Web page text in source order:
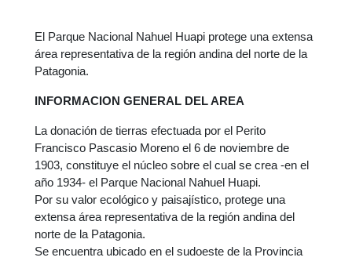
El Parque Nacional Nahuel Huapi protege una extensa
área representativa de la región andina del norte de la
Patagonia.
INFORMACION GENERAL DEL AREA
La donación de tierras efectuada por el Perito
Francisco Pascasio Moreno el 6 de noviembre de
1903, constituye el núcleo sobre el cual se crea -en el
año 1934- el Parque Nacional Nahuel Huapi.
Por su valor ecológico y paisajístico, protege una
extensa área representativa de la región andina del
norte de la Patagonia.
Se encuentra ubicado en el sudoeste de la Provincia